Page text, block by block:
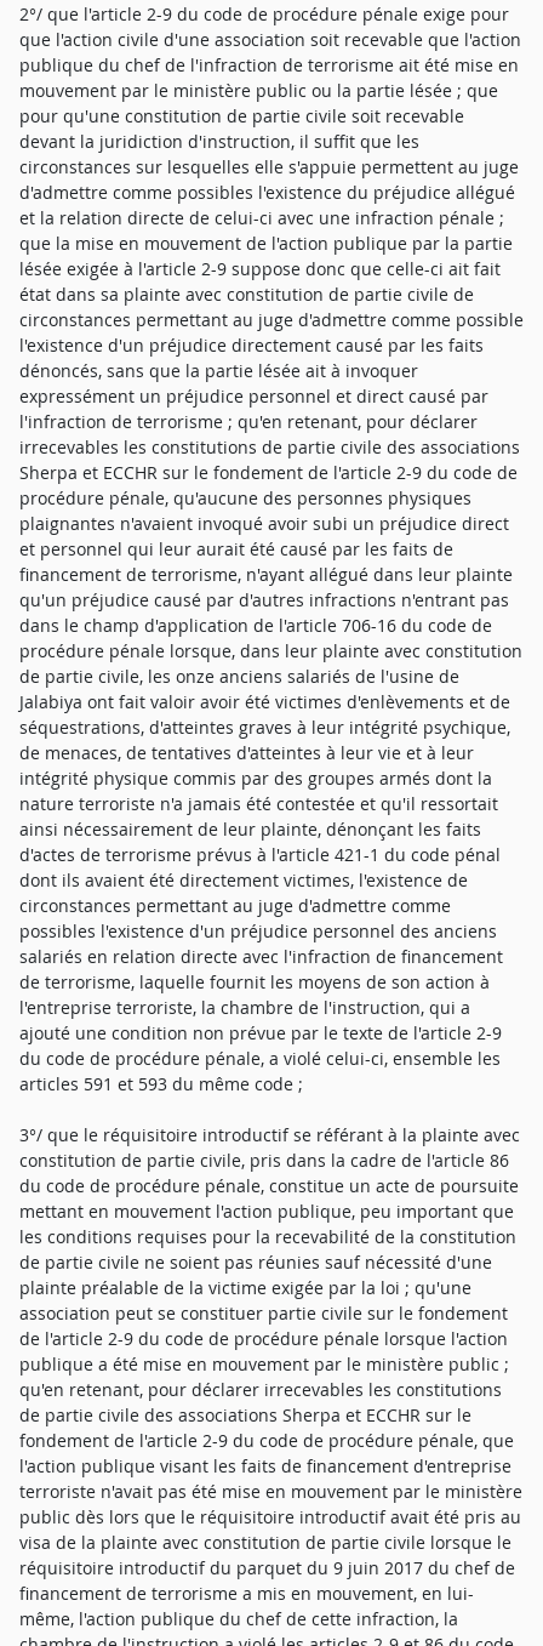
2°/ que l'article 2-9 du code de procédure pénale exige pour
que l'action civile d'une association soit recevable que l'action
publique du chef de l'infraction de terrorisme ait été mise en
mouvement par le ministère public ou la partie lésée ; que
pour qu'une constitution de partie civile soit recevable
devant la juridiction d'instruction, il suffit que les
circonstances sur lesquelles elle s'appuie permettent au juge
d'admettre comme possibles l'existence du préjudice allégué
et la relation directe de celui-ci avec une infraction pénale ;
que la mise en mouvement de l'action publique par la partie
lésée exigée à l'article 2-9 suppose donc que celle-ci ait fait
état dans sa plainte avec constitution de partie civile de
circonstances permettant au juge d'admettre comme possible
l'existence d'un préjudice directement causé par les faits
dénoncés, sans que la partie lésée ait à invoquer
expressément un préjudice personnel et direct causé par
l'infraction de terrorisme ; qu'en retenant, pour déclarer
irrecevables les constitutions de partie civile des associations
Sherpa et ECCHR sur le fondement de l'article 2-9 du code de
procédure pénale, qu'aucune des personnes physiques
plaignantes n'avaient invoqué avoir subi un préjudice direct
et personnel qui leur aurait été causé par les faits de
financement de terrorisme, n'ayant allégué dans leur plainte
qu'un préjudice causé par d'autres infractions n'entrant pas
dans le champ d'application de l'article 706-16 du code de
procédure pénale lorsque, dans leur plainte avec constitution
de partie civile, les onze anciens salariés de l'usine de
Jalabiya ont fait valoir avoir été victimes d'enlèvements et de
séquestrations, d'atteintes graves à leur intégrité psychique,
de menaces, de tentatives d'atteintes à leur vie et à leur
intégrité physique commis par des groupes armés dont la
nature terroriste n'a jamais été contestée et qu'il ressortait
ainsi nécessairement de leur plainte, dénonçant les faits
d'actes de terrorisme prévus à l'article 421-1 du code pénal
dont ils avaient été directement victimes, l'existence de
circonstances permettant au juge d'admettre comme
possibles l'existence d'un préjudice personnel des anciens
salariés en relation directe avec l'infraction de financement
de terrorisme, laquelle fournit les moyens de son action à
l'entreprise terroriste, la chambre de l'instruction, qui a
ajouté une condition non prévue par le texte de l'article 2-9
du code de procédure pénale, a violé celui-ci, ensemble les
articles 591 et 593 du même code ;
3°/ que le réquisitoire introductif se référant à la plainte avec
constitution de partie civile, pris dans la cadre de l'article 86
du code de procédure pénale, constitue un acte de poursuite
mettant en mouvement l'action publique, peu important que
les conditions requises pour la recevabilité de la constitution
de partie civile ne soient pas réunies sauf nécessité d'une
plainte préalable de la victime exigée par la loi ; qu'une
association peut se constituer partie civile sur le fondement
de l'article 2-9 du code de procédure pénale lorsque l'action
publique a été mise en mouvement par le ministère public ;
qu'en retenant, pour déclarer irrecevables les constitutions
de partie civile des associations Sherpa et ECCHR sur le
fondement de l'article 2-9 du code de procédure pénale, que
l'action publique visant les faits de financement d'entreprise
terroriste n'avait pas été mise en mouvement par le ministère
public dès lors que le réquisitoire introductif avait été pris au
visa de la plainte avec constitution de partie civile lorsque le
réquisitoire introductif du parquet du 9 juin 2017 du chef de
financement de terrorisme a mis en mouvement, en lui-
même, l'action publique du chef de cette infraction, la